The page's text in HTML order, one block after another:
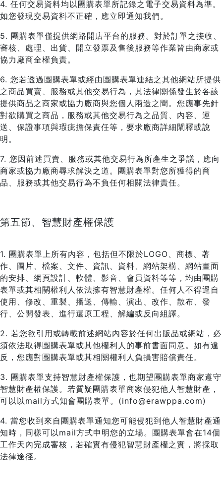
4. 任何交易資料均以團購表單所記錄之電子交易資料為準。
如您發現交易資料不正確，應立即通知我們。
5. 團購表單僅提供網路開店平台的服務。對於訂單之接收、
審核、處理、出貨、開立發票及售後服務等作業皆由商家或
協力廠商全權負責。
6. 您若透過團購表單或經由團購表單連結之其他網站所提供
之商品買賣、服務或其他交易行為，其法律關係發生於各該
提供商品之商家或協力廠商與您個人兩造之間。您應事先針
對欲購買之商品，服務或其他交易行為之品質、內容、運
送、保證事項與瑕疵擔保責任等，要求廠商詳細闡釋或說
明。
7. 您因前述買賣、服務或其他交易行為所產生之爭議，應向
商家或協力廠商尋求解決之道。團購表單對您所獲得的商
品、服務或其他交易行為不負任何相關法律責任。
第五節、智慧財產權保護
1. 團購表單上所有內容，包括但不限於LOGO、商標、著
作、圖片、檔案、文件、資訊、資料、網站架構、網站畫面
的安排、網頁設計、軟體、影音、會員資料等等，均由團購
表單或其相關權利人依法擁有智慧財產權。任何人不得逕自
使用、修改、重製、播送、傳輸、演出、改作、散布、發
行、公開發表、進行還原工程、解編或反向組譯。
2. 若您欲引用或轉載前述網站內容於任何出版品或網站，必
須依法取得團購表單或其他權利人的事前書面同意。如有違
反，您應對團購表單或其相關權利人負損害賠償責任。
3. 團購表單支持智慧財產權保護，也期望團購表單商家遵守
智慧財產權保護。若質疑團購表單商家侵犯他人智慧財產，
可以以mail方式知會團購表單。(info@erawppa.com)
4. 當您收到來自團購表單通知您可能侵犯到他人智慧財產通
知時，同樣可以mail方式申明您的立場。團購表單會在14個
工作天內完成審核，若確實有侵犯智慧財產權之實，將採取
法律途徑。